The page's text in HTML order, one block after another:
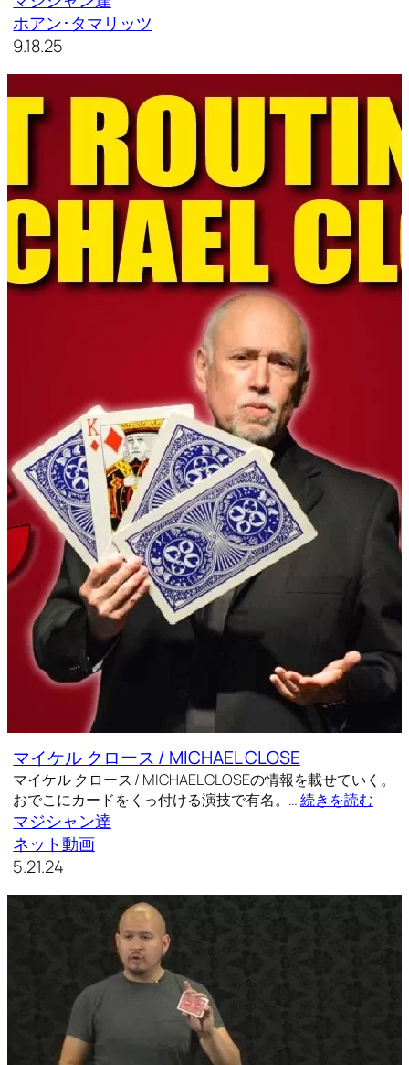
ホアン･タマリッツ
9.18.25
マイケル クロース / MICHAEL CLOSE
マイケル クロース / MICHAEL CLOSEの情報を載せていく。
おでこにカードをくっ付ける演技で有名。…続きを読む
マジシャン達
ネット動画
5.21.24